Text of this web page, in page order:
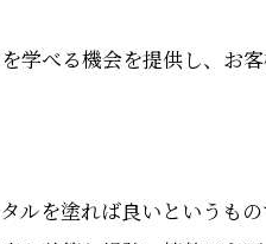
学べる機会を提供し、お
ルを塗れば良いというもの